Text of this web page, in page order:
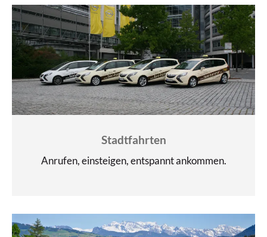
Stadtfahrten
Anrufen, einsteigen, entspannt ankommen.